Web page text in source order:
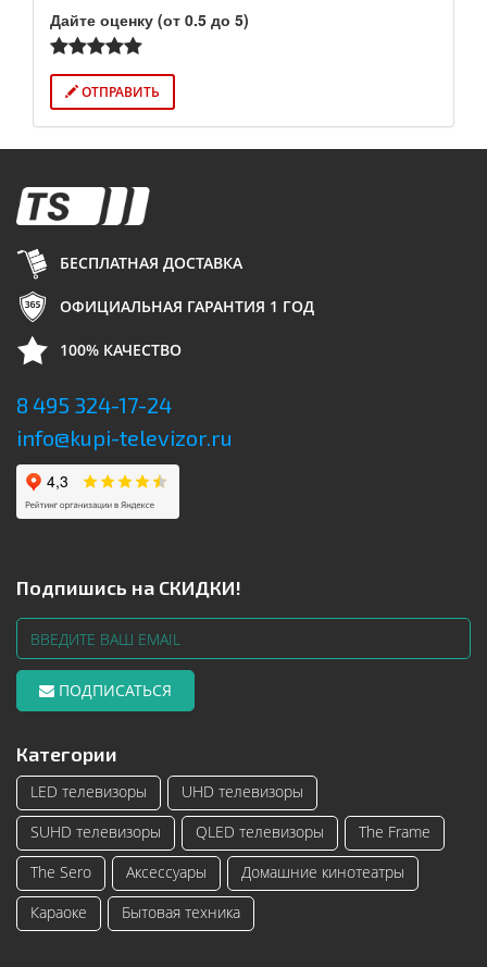
Дайте оценку (от 0.5 до 5)
ОТПРАВИТЬ
БЕСПЛАТНАЯ ДОСТАВКА
ОФИЦИАЛЬНАЯ ГАРАНТИЯ 1 ГОД
100% КАЧЕСТВО
8 495 324-17-24
info@kupi-televizor.ru
Подпишись на СКИДКИ!
ПОДПИСАТЬСЯ
Категории
LED телевизоры
UHD телевизоры
SUHD телевизоры
QLED телевизоры
The Frame
The Sero
Аксессуары
Домашние кинотеатры
Караоке
Бытовая техника